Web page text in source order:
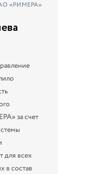
«РИМЕРА»
за счет
для всех
в состав